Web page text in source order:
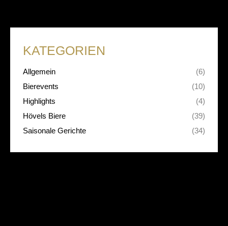
KATEGORIEN
Allgemein
(6)
Bierevents
(10)
Highlights
(4)
Hövels Biere
(39)
Saisonale Gerichte
(34)